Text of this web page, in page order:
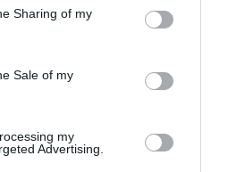
behaviour. You may click to
and its third-party tags to
purposes in below Google
Sharing of my
Sale of my
my
Advertising.